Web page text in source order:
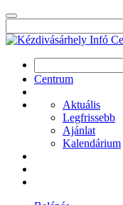
Centrum
Aktuális
Legfrissebb
Ajánlat
Kalendárium